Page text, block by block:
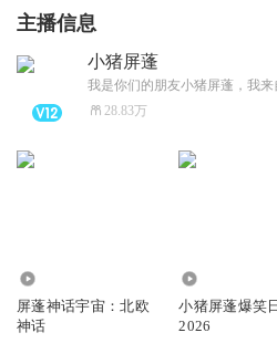
主播信息
小猪屏蓬
28.83万
屏蓬神话宇宙：北欧
神话
小猪屏蓬爆笑
2026